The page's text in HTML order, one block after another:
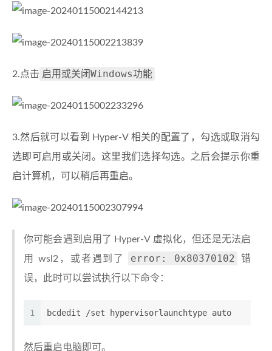
2.点击 启用或关闭Windows功能
3.然后就可以看到 Hyper-V 相关的配置了，勾选或取消勾
选即可启用或关闭。这里我们选择勾选。之后会提示你重
启计算机，可以稍后再重启。
你可能会遇到启用了 Hyper-V 虚拟化，但还是无法启
用 wsl2，或者遇到了
error: 0x80370102
错
误，此时可以尝试执行以下命令：
1 bcdedit /set hypervisorlaunchtype auto
然后重启电脑即可。